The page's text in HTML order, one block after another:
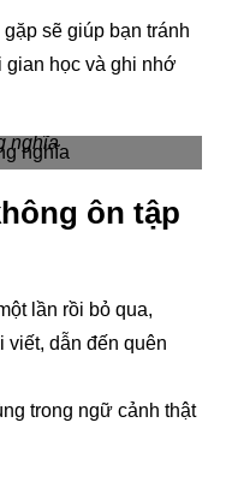
sẽ giúp bạn tránh
gian học và ghi nhớ
nghĩa
ôn tập
lần rồi bỏ qua,
viết, dẫn đến quên
trong ngữ cảnh thật